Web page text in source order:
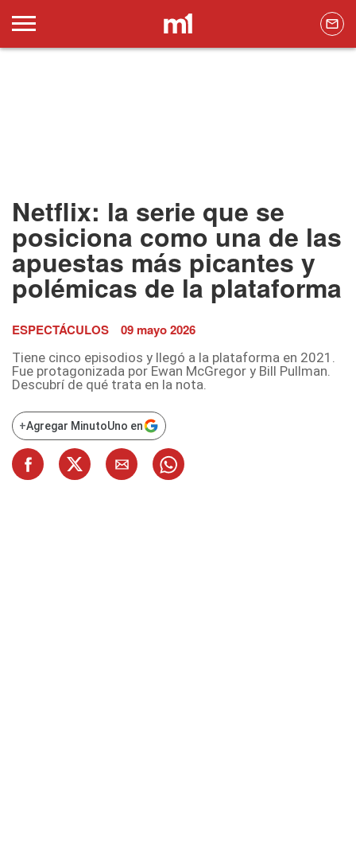
Netflix: la serie que se
posiciona como una de las
apuestas más picantes y
polémicas de la plataforma
ESPECTÁCULOS 09 mayo 2026
Tiene cinco episodios y llegó a la plataforma en 2021.
Fue protagonizada por Ewan McGregor y Bill Pullman.
Descubrí de qué trata en la nota.
+Agregar MinutoUno en